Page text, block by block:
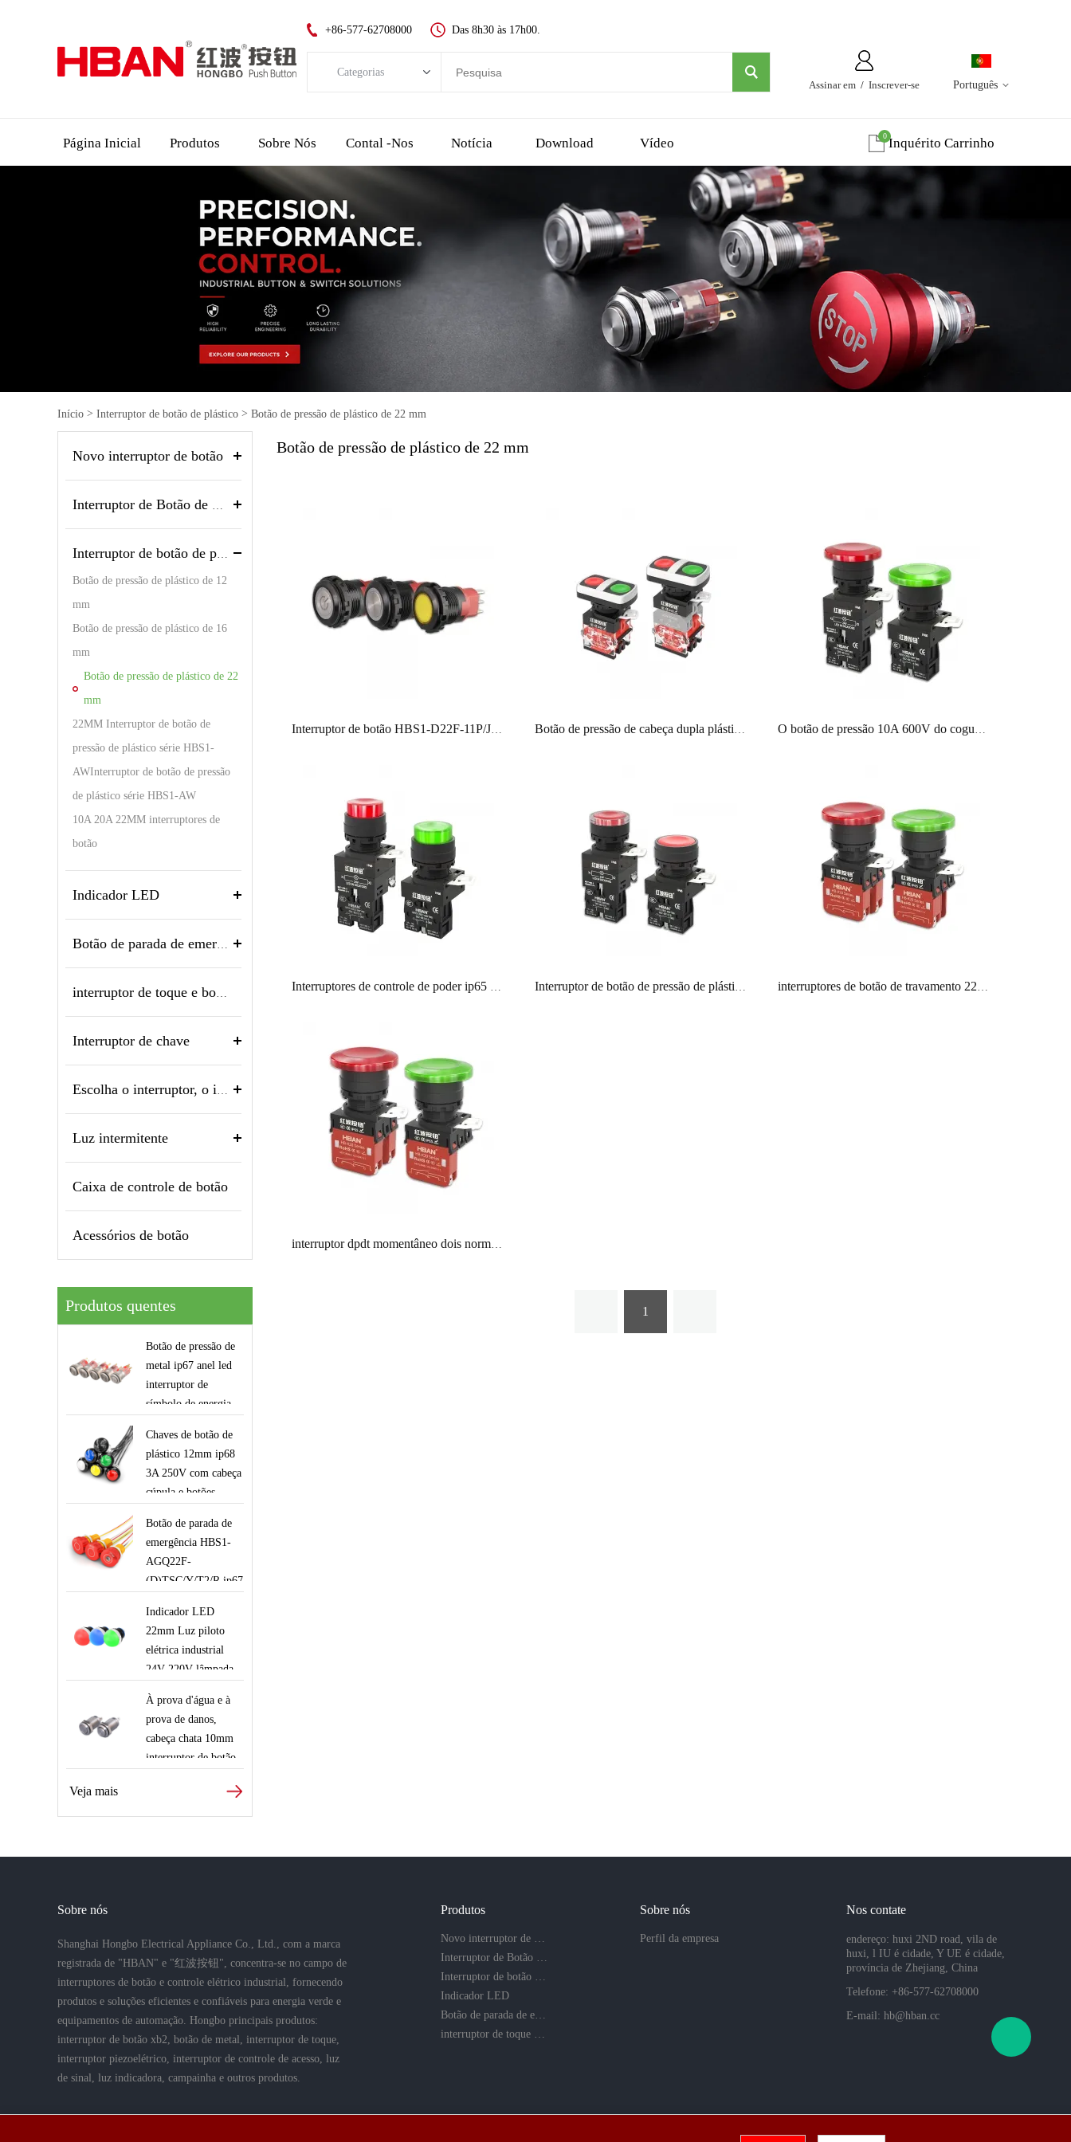
Português
Assinar em / Inscrever-se
+86-577-62708000 Das 8h30 às 17h00.
Categorias
Indicador LED
Interruptor de chave
Acessórios de botão
Página Inicial Produtos Sobre Nós Contal -nos Notícia Download Vídeo Inquérito Carrinho
0
Início > Interruptor de botão de plástico > Botão de pressão de plástico de 22 mm
Novo interruptor de botão
Botão de pressão de plástico de 12
mm
Botão de pressão de plástico de 16
mm
Botão de pressão de plástico de 22
mm
22MM Interruptor de botão de
pressão de plástico série HBS1-
AWInterruptor de botão de pressão
de plástico série HBS1-AW
10A 20A 22MM interruptores de
botão
Indicador LED
Interruptor de chave
Luz intermitente
Caixa de controle de botão
Acessórios de botão
Produtos quentes
Botão de pressão de
metal ip67 anel led
interruptor de
símbolo de energia
Chaves de botão de
plástico 12mm ip68
3A 250V com cabeça
cúpula e botões
fios para
equipamentos
robóticos de alças
Botão de parada de
emergência HBS1-
AGQ22F-
(D)TSC/Y/T2/R ip67
em vermelho com
chaves de controle de
segurança de
com fios
Indicador LED
22mm Luz piloto
elétrica industrial
24V 220V lâmpada
vermelha verde azul
branca
À prova d'água e à
prova de danos,
cabeça chata 10mm
interruptor de botão
Veja mais
Botão de pressão de plástico de 22 mm
Interruptor de botão HBS1-D22F-11P/J/PC/H de 22mm de plástico grande e plano de painel de cabeça 1no1nc para esteira transportadora
interruptor dpdt momentâneo dois normalmente abertos dois normalmente fechados botão ip65 22mm
1
Sobre nós
Shanghai Hongbo Electrical Appliance Co., Ltd., com a marca
registrada de "HBAN" e "红波按钮", concentra-se no campo de
interruptores de botão e controle elétrico industrial, fornecendo
produtos e soluções eficientes e confiáveis para energia verde e
equipamentos de automação. Hongbo principais produtos:
interruptor de botão xb2, botão de metal, interruptor de toque,
interruptor piezoelétrico, interruptor de controle de acesso, luz
de sinal, luz indicadora, campainha e outros produtos.
Produtos
Indicador LED
Sobre nós
Perfil da empresa
Nos contate
endereço: huxi 2ND road, vila de
huxi, l IU é cidade, Y UE é cidade,
província de Zhejiang, China
Telefone: +86-577-62708000
E-mail: hb@hban.cc